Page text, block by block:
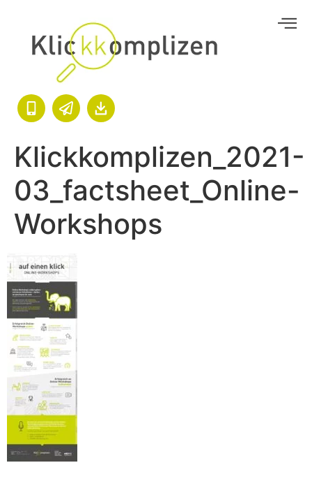
Klickkomplizen_2021-
03_factsheet_Online-
Workshops